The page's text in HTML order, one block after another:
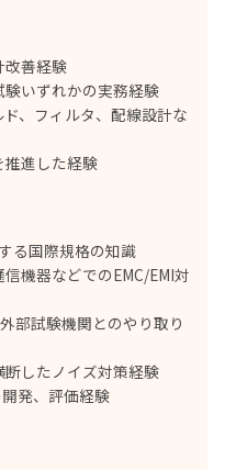
改善経験
験いずれかの実務経験
、フィルタ、配線設計な
推進した経験
る国際規格の知識
機器などでのEMC/EMI対
部試験機関とのやり取り
断したノイズ対策経験
発、評価経験